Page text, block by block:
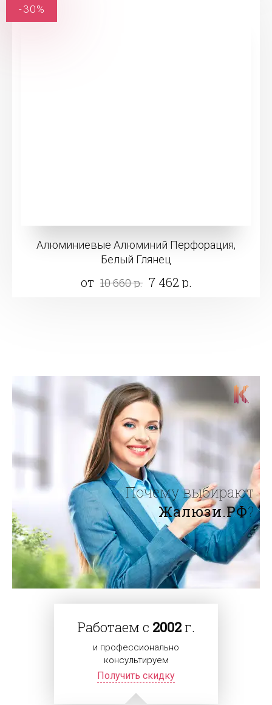
Алюминиевые Алюминий Перфорация,
Белый Глянец
от 10 660 р. 7 462 р.
-30%
Почему выбирают
Жалюзи.РФ?
Работаем с 2002 г.
и профессионально
консультируем
Получить скидку